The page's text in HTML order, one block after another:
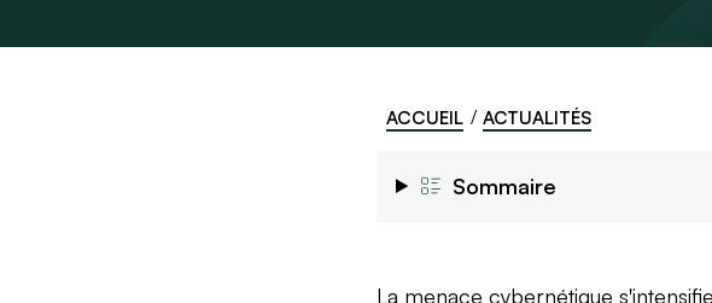
ACCUEIL ACTUALITÉS
Sommaire
La menace cybernétique